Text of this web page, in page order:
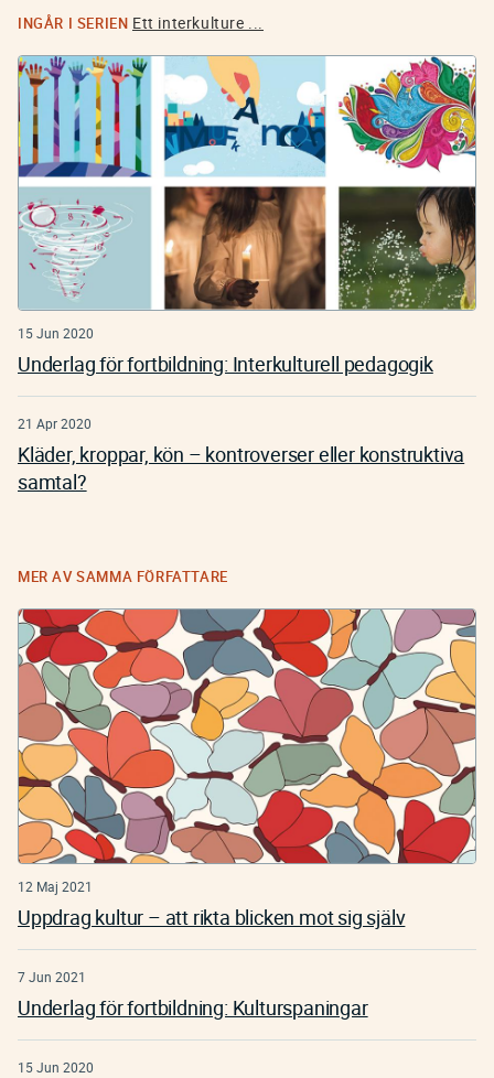
INGÅR I SERIEN Ett interkulture ...
15 Jun 2020
Underlag för fortbildning: Interkulturell pedagogik
21 Apr 2020
Kläder, kroppar, kön – kontroverser eller konstruktiva
samtal?
MER AV SAMMA FÖRFATTARE
12 Maj 2021
Uppdrag kultur – att rikta blicken mot sig själv
7 Jun 2021
Underlag för fortbildning: Kulturspaningar
15 Jun 2020